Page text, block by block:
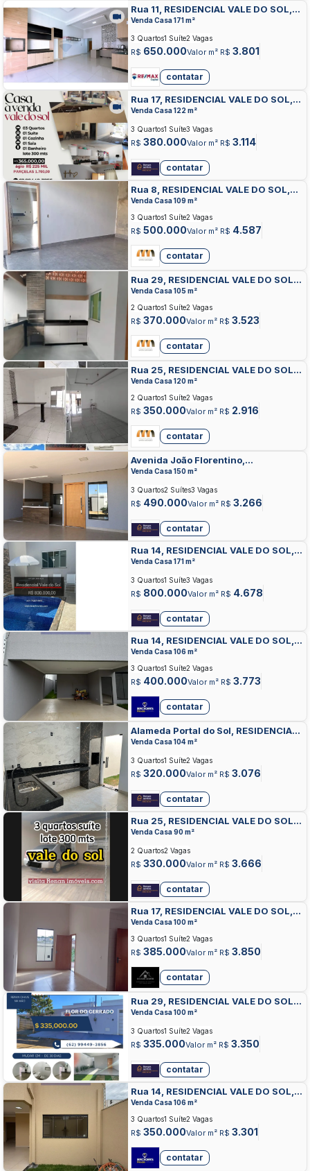
Rua 11, RESIDENCIAL VALE DO SOL,
ANAPOLIS
Venda Casa 171 m²
R$ 650.000Valor m² R$ 3.801
3 Quartos1 Suíte2 Vagas
contatar
Rua 17, RESIDENCIAL VALE DO SOL,
ANAPOLIS
Venda Casa 122 m²
R$ 380.000Valor m² R$ 3.114
3 Quartos1 Suíte3 Vagas
contatar
Rua 8, RESIDENCIAL VALE DO SOL,
ANAPOLIS
Venda Casa 109 m²
R$ 500.000Valor m² R$ 4.587
3 Quartos1 Suíte2 Vagas
contatar
Rua 29, RESIDENCIAL VALE DO SOL,
ANAPOLIS
Venda Casa 105 m²
R$ 370.000Valor m² R$ 3.523
2 Quartos1 Suíte2 Vagas
contatar
Rua 25, RESIDENCIAL VALE DO SOL,
ANAPOLIS
Venda Casa 120 m²
R$ 350.000Valor m² R$ 2.916
2 Quartos1 Suíte2 Vagas
contatar
Avenida João Florentino,
RESIDENCIAL VALE DO SOL,
Venda Casa 150 m²
R$ 490.000Valor m² R$ 3.266
3 Quartos2 Suítes3 Vagas
contatar
Rua 14, RESIDENCIAL VALE DO SOL,
ANAPOLIS
Venda Casa 171 m²
R$ 800.000Valor m² R$ 4.678
3 Quartos1 Suíte3 Vagas
contatar
Rua 14, RESIDENCIAL VALE DO SOL,
ANAPOLIS
Venda Casa 106 m²
R$ 400.000Valor m² R$ 3.773
3 Quartos1 Suíte2 Vagas
contatar
Alameda Portal do Sol, RESIDENCIAL
VALE DO SOL, ANAPOLIS
Venda Casa 104 m²
R$ 320.000Valor m² R$ 3.076
3 Quartos1 Suíte2 Vagas
contatar
Rua 25, RESIDENCIAL VALE DO SOL,
ANAPOLIS
Venda Casa 90 m²
R$ 330.000Valor m² R$ 3.666
2 Quartos2 Vagas
contatar
Rua 17, RESIDENCIAL VALE DO SOL,
ANAPOLIS
Venda Casa 100 m²
R$ 385.000Valor m² R$ 3.850
3 Quartos1 Suíte2 Vagas
contatar
Rua 29, RESIDENCIAL VALE DO SOL,
ANAPOLIS
Venda Casa 100 m²
R$ 335.000Valor m² R$ 3.350
3 Quartos1 Suíte2 Vagas
contatar
Rua 14, RESIDENCIAL VALE DO SOL,
ANAPOLIS
Venda Casa 106 m²
R$ 350.000Valor m² R$ 3.301
3 Quartos1 Suíte2 Vagas
contatar